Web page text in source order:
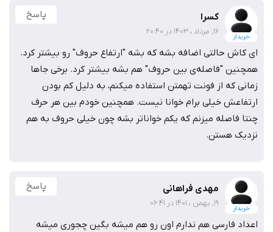
خریدار
کسرا
16, مرداد ، 1403 در 20:40
پاسخ
ای کاش حالتی اضافه بشه که بشه "ارتفاع حروف" رو بیشتر کرد.
همچنین "فاصله‌ی بین حروف" هم بشه بیشتر کرد. برخی جاها
زمانی که از فونت تهمتن استفاده میکنم، به دلیل کم بودن
ارتفاعش خیلی برام خوانا نیست. همچنین خودم بین هر حرف
چنتا فاصله میزنم که یکم خواناتر بشه چون خیلی حروف به هم
نزدیک هستن.
خریدار
مهدی فراهانی
19, بهمن ، 1401 در 06:41
پاسخ
اعداد فارسی هم ندارم اون رو هم میشه بگین چجوری میشه